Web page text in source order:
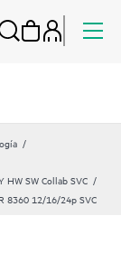
HW SW Collab SVC
8360 12/16/24p SVC